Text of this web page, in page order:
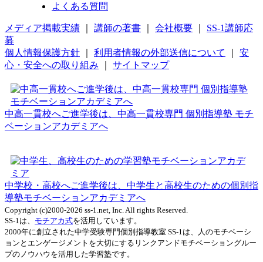
よくある質問
メディア掲載実績 講師の著書 会社概要
SS-1講師応
募
個人情報保護方針
利用者情報の外部送信について
安
心・安全への取り組み
サイトマップ
中高一貫校へご進学後は、中高一貫校専門 個別指導塾 モチ
ベーションアカデミアへ
中学校・高校へご進学後は、中学生と高校生のための個別指
導塾モチベーションアカデミアへ
Copyright (c)2000-2026 ss-1.net, Inc. All rights Reserved.
SS-1は、 モチアカ式を活用しています。
2000年に創立された中学受験専門個別指導教室 SS-1は、人のモチベーシ
ョンとエンゲージメントを大切にするリンクアンドモチベーショングルー
プのノウハウを活用した学習塾です。